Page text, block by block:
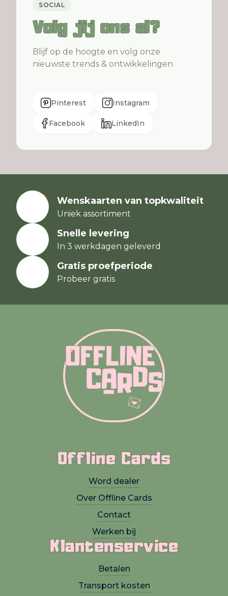
SOCIAL
Volg jij ons al?
Blijf op de hoogte en volg onze
nieuwste trends & ontwikkelingen
Pinterest Instagram
Facebook LinkedIn
Wenskaarten van topkwaliteit
Uniek assortiment
Snelle levering
In 3 werkdagen geleverd
Gratis proefperiode
Probeer gratis
Offline Cards
Word dealer
Over Offline Cards
Contact
Werken bij
Klantenservice
Betalen
Transport kosten